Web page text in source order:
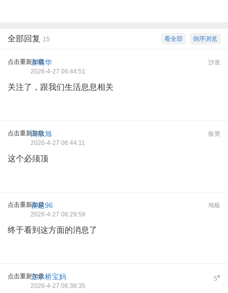
倒序浏览
看全部
全部回复 15
点击重新加载 沙发
袁璐华
2026-4-27 06:44:51
关注了，跟我们生活息息相关
点击重新加载 板凳
田欣旭
2026-4-27 06:44:11
这个必须顶
点击重新加载 地板
崔超96
2026-4-27 06:29:59
终于看到这方面的消息了
点击重新加载 5#
立水桥宝妈
2026-4-27 06:38:35